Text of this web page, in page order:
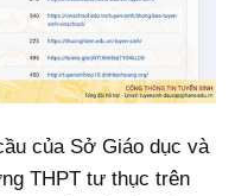
của Sở Giáo dục và
THPT tư thục trên